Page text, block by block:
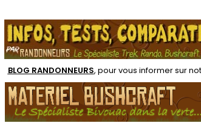
BLOG RANDONNEURS, pour vous informer sur